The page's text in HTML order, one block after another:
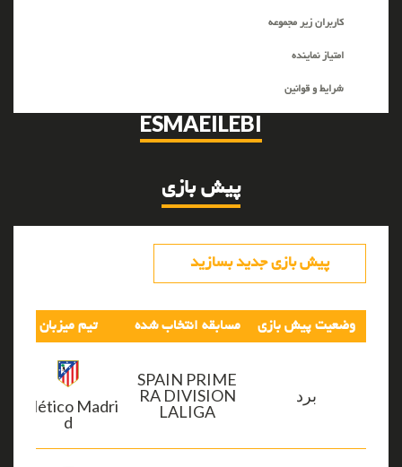
کاربران زیر مجموعه
امتیاز نماینده
شرایط و قوانین
ESMAEILEBI
پیش بازی
پیش بازی جدید بسازید
وضعیت پیش بازی مسابقه انتخاب شده تیم میزبان
برد
SPAIN PRIME
RA DIVISION
LALIGA
Atlético Madri
d